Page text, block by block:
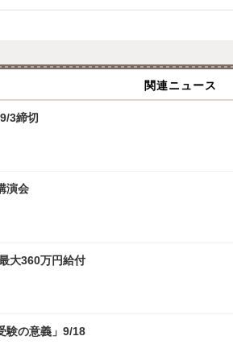
関連ニュース
3締切
演会
大360万円給付
験の意義」9/18